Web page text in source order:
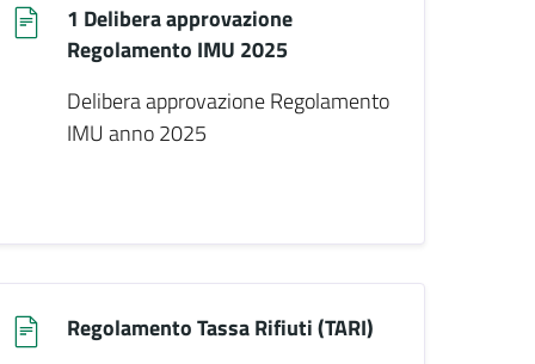
1 Delibera approvazione
Regolamento IMU 2025
Delibera approvazione Regolamento
IMU anno 2025
Regolamento Tassa Rifiuti (TARI)